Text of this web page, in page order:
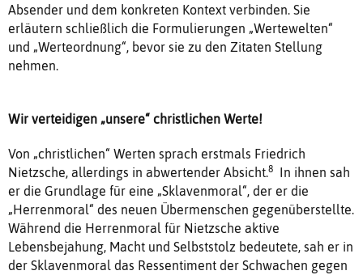
Absender und dem konkreten Kontext verbinden. Sie
erläutern schließlich die Formulierungen „Wertewelten“
und „Werteordnung“, bevor sie zu den Zitaten Stellung
nehmen.
Wir verteidigen „unsere“ christlichen Werte!
Von „christlichen“ Werten sprach erstmals Friedrich
Nietzsche, allerdings in abwertender Absicht.8
In ihnen sah
er die Grundlage für eine „Sklavenmoral“, der er die
„Herrenmoral“ des neuen Übermenschen gegenüberstellte.
Während die Herrenmoral für Nietzsche aktive
Lebensbejahung, Macht und Selbststolz bedeutete, sah er in
der Sklavenmoral das Ressentiment der Schwachen gegen